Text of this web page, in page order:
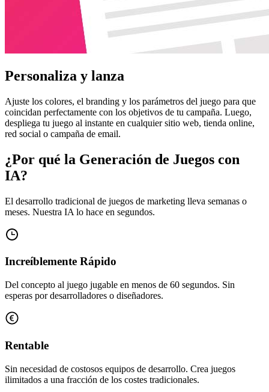
Personaliza y lanza
Ajuste los colores, el branding y los parámetros del juego para que
coincidan perfectamente con los objetivos de tu campaña. Luego,
despliega tu juego al instante en cualquier sitio web, tienda online,
red social o campaña de email.
¿Por qué la Generación de Juegos con
IA?
El desarrollo tradicional de juegos de marketing lleva semanas o
meses. Nuestra IA lo hace en segundos.
Increíblemente Rápido
Del concepto al juego jugable en menos de 60 segundos. Sin
esperas por desarrolladores o diseñadores.
Rentable
Sin necesidad de costosos equipos de desarrollo. Crea juegos
ilimitados a una fracción de los costes tradicionales.